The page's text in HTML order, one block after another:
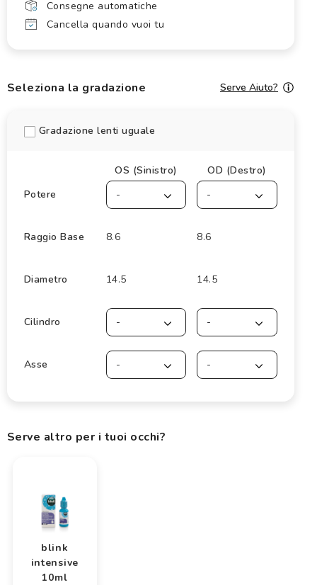
Consegne automatiche
Cancella quando vuoi tu
Seleziona la gradazione Serve Aiuto?
Gradazione lenti uguale
OS (Sinistro)
OD (Destro)
Potere
Raggio Base
Diametro
Cilindro
Asse
-
8.6
14.5
-
-
-
8.6
14.5
-
-
Serve altro per i tuoi occhi?
blink
intensive
10ml